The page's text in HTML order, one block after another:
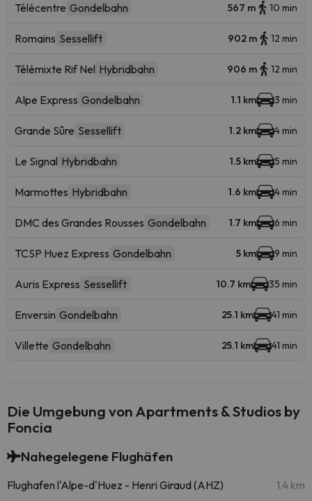
Télécentre Gondelbahn 567 m 10 min
Romains Sessellift 902 m 12 min
Télémixte Rif Nel Hybridbahn 906 m 12 min
Alpe Express Gondelbahn 1.1 km 3 min
Grande Sûre Sessellift 1.2 km 4 min
Le Signal Hybridbahn 1.5 km 5 min
Marmottes Hybridbahn 1.6 km 4 min
DMC des Grandes Rousses Gondelbahn 1.7 km 6 min
TCSP Huez Express Gondelbahn 5 km 9 min
Auris Express Sessellift 10.7 km 35 min
Enversin Gondelbahn 25.1 km 41 min
Villette Gondelbahn 25.1 km 41 min
Die Umgebung von Apartments & Studios by
Foncia
Nahegelegene Flughäfen
Flughafen l'Alpe-d'Huez - Henri Giraud (AHZ) 1.4 km